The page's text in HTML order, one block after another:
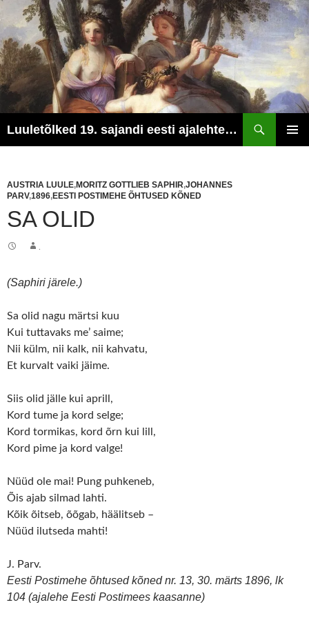
Luuletõlked 19. sajandi eesti ajalehtedest
AUSTRIA LUULE,MORITZ GOTTLIEB SAPHIR,JOHANNES
PARV,1896,EESTI POSTIMEHE ÕHTUSED KÕNED
SA OLID
(Saphiri järele.)
Sa olid nagu märtsi kuu
Kui tuttavaks me’ saime;
Nii külm, nii kalk, nii kahvatu,
Et kurvalt vaiki jäime.
Siis olid jälle kui aprill,
Kord tume ja kord selge;
Kord tormikas, kord õrn kui lill,
Kord pime ja kord valge!
Nüüd ole mai! Pung puhkeneb,
Õis ajab silmad lahti.
Kõik õitseb, õõgab, häälitseb –
Nüüd ilutseda mahti!
J. Parv.
Eesti Postimehe õhtused kõned nr. 13, 30. märts 1896, lk
104 (ajalehe Eesti Postimees kaasanne)